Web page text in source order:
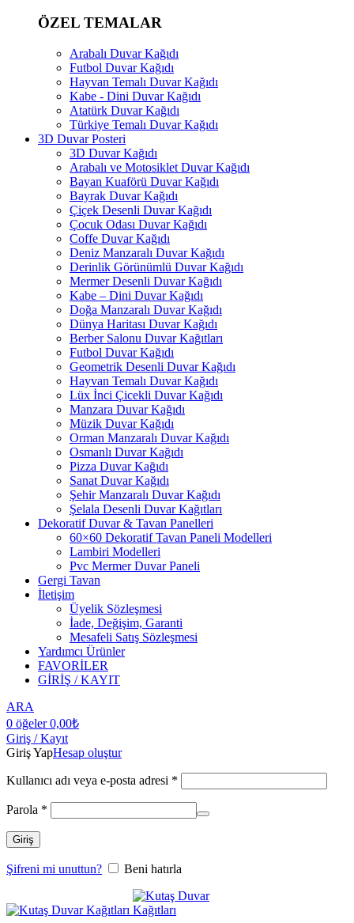
ÖZEL TEMALAR
Arabalı Duvar Kağıdı
Futbol Duvar Kağıdı
Hayvan Temalı Duvar Kağıdı
Kabe - Dini Duvar Kağıdı
Atatürk Duvar Kağıdı
Türkiye Temalı Duvar Kağıdı
3D Duvar Posteri
3D Duvar Kağıdı
Arabalı ve Motosiklet Duvar Kağıdı
Bayan Kuaförü Duvar Kağıdı
Bayrak Duvar Kağıdı
Çiçek Desenli Duvar Kağıdı
Çocuk Odası Duvar Kağıdı
Coffe Duvar Kağıdı
Deniz Manzaralı Duvar Kağıdı
Derinlik Görünümlü Duvar Kağıdı
Mermer Desenli Duvar Kağıdı
Kabe – Dini Duvar Kağıdı
Doğa Manzaralı Duvar Kağıdı
Dünya Haritası Duvar Kağıdı
Berber Salonu Duvar Kağıtları
Futbol Duvar Kağıdı
Geometrik Desenli Duvar Kağıdı
Hayvan Temalı Duvar Kağıdı
Lüx İnci Çicekli Duvar Kağıdı
Manzara Duvar Kağıdı
Müzik Duvar Kağıdı
Orman Manzaralı Duvar Kağıdı
Osmanlı Duvar Kağıdı
Pizza Duvar Kağıdı
Sanat Duvar Kağıdı
Şehir Manzaralı Duvar Kağıdı
Şelala Desenli Duvar Kağıtları
Dekoratif Duvar & Tavan Panelleri
60×60 Dekoratif Tavan Paneli Modelleri
Lambiri Modelleri
Pvc Mermer Duvar Paneli
Gergi Tavan
İletişim
Üyelik Sözleşmesi
İade, Değişim, Garanti
Mesafeli Satış Sözleşmesi
Yardımcı Ürünler
FAVORİLER
GİRİŞ / KAYIT
ARA
0 öğeler 0,00₺
Giriş / Kayıt
Giriş YapHesap oluştur
Kullanıcı adı veya e-posta adresi *
Parola *
Giriş
Şifreni mi unuttun? Beni hatırla